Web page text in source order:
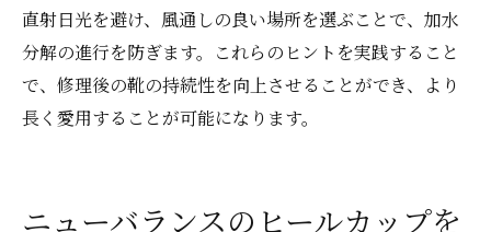
直射日光を避け、風通しの良い場所を選ぶことで、加水
分解の進行を防ぎます。これらのヒントを実践すること
で、修理後の靴の持続性を向上させることができ、より
長く愛用することが可能になります。
ニューバランスのヒールカップを